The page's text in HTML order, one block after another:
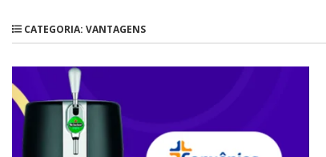
CATEGORIA: VANTAGENS